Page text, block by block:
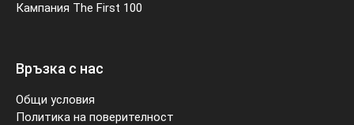
Кампания The First 100
Връзка с нас
Общи условия
Политика на поверителност